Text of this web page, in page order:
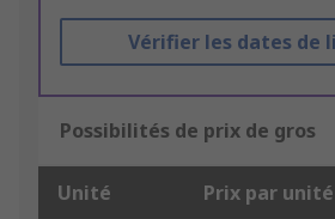
Vérifier les dates de
Possibilités de prix de gros
Unité Prix par unité